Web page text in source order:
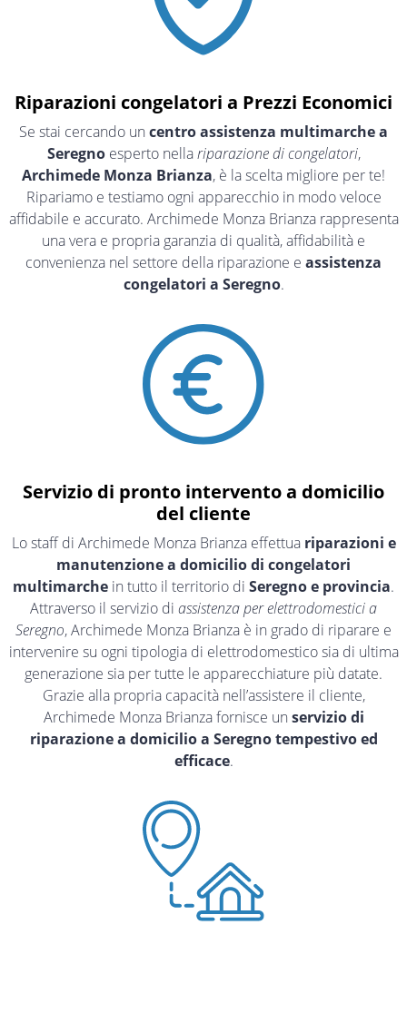
Riparazioni congelatori a Prezzi Economici
Se stai cercando un centro assistenza multimarche a
Seregnoesperto nellariparazione di congelatori,
Archimede Monza Brianza, è la scelta migliore per te!
Ripariamo e testiamo ogni apparecchio in modo veloce
affidabile e accurato. Archimede Monza Brianza rappresenta
una vera e propria garanzia di qualità, affidabilità e
convenienza nel settore della riparazione e assistenza
congelatori a Seregno.
Servizio di pronto intervento a domicilio
del cliente
Lo staff di Archimede Monza Brianza effettua riparazioni e
manutenzione a domicilio di congelatori
multimarche in tutto il territorio di Seregno e provincia.
Attraverso il servizio di assistenza per elettrodomestici a
Seregno, Archimede Monza Brianza è in grado di riparare e
intervenire su ogni tipologia di elettrodomestico sia di ultima
generazione sia per tutte le apparecchiature più datate.
Grazie alla propria capacità nell’assistere il cliente,
Archimede Monza Brianza fornisce un servizio di
riparazione a domicilio a Seregno tempestivo ed
efficace.